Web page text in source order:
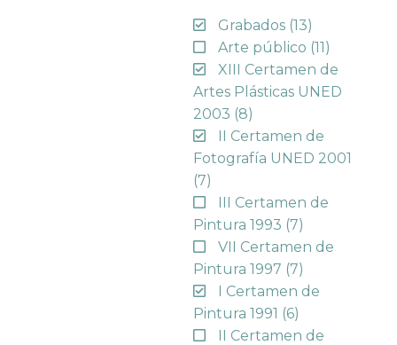
Grabados (13)
Arte público (11)
XIII Certamen de
Artes Plásticas UNED
2003 (8)
II Certamen de
Fotografía UNED 2001
(7)
III Certamen de
Pintura 1993 (7)
VII Certamen de
Pintura 1997 (7)
I Certamen de
Pintura 1991 (6)
II Certamen de